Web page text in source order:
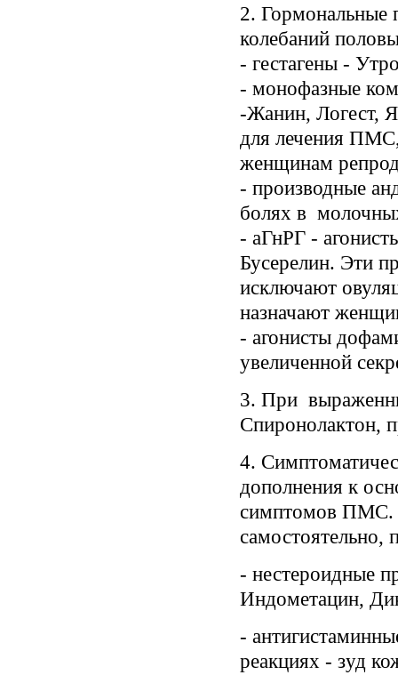
2. Гормональные
колебаний
- гестагены -
- монофазные
-Жанин, Логест,
для лечения
женщинам
- производные
болях в
- аГнРГ -
Бусерелин. Эти
исключают
назначают
- агонисты
увеличенной
3. При
Спиронолактон,
4.
дополнения к
симптомов ПМС.
- нестероидные
Индометацин,
-
реакциях - зуд